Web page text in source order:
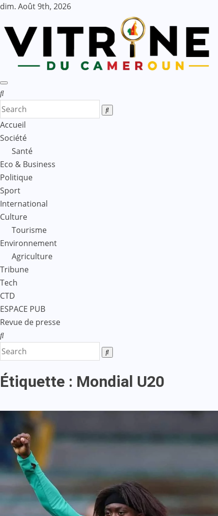
Skip
content
dim. Août 9th, 2026
Accueil
Société
Santé
Eco & Business
Politique
Sport
International
Culture
Tourisme
Environnement
Agriculture
Tribune
Tech
CTD
ESPACE PUB
Revue de presse
Étiquette : Mondial U20